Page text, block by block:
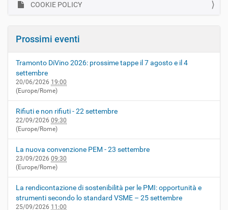
N
i
g
a
z
i
o
n
e
COOKIE POLICY
Prossimi eventi
Tramonto DiVino 2026: prossime tappe il 7 agosto e il 4
settembre
20/06/2026 19:00
(Europe/Rome)
Rifiuti e non rifiuti - 22 settembre
22/09/2026 09:30
(Europe/Rome)
La nuova convenzione PEM - 23 settembre
23/09/2026 09:30
(Europe/Rome)
La rendicontazione di sostenibilità per le PMI: opportunità e
strumenti secondo lo standard VSME – 25 settembre
25/09/2026 11:00